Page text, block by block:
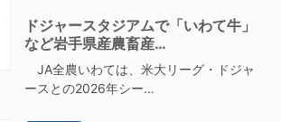
ドジャースタジアムで「いわて牛」
など岩手県産農畜産…
JA全農いわては、米大リーグ・ドジャ
ースとの2026年シー…